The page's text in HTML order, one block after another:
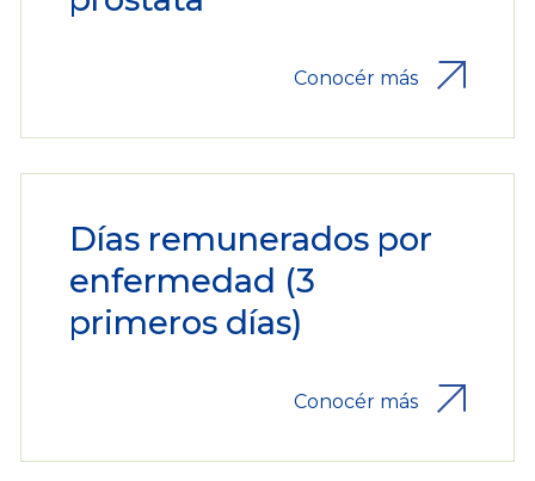
Conocér más
Días remunerados por
enfermedad (3
primeros días)
Conocér más